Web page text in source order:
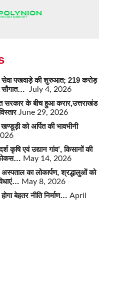
सेवा पखवाड़े की शुरुआत; 219 करोड़
सौगात… July 4, 2026
सरकार के बीच हुआ करार,उत्तराखंड
June 29, 2026
को अर्पित की भावभीनी
कृषि एवं उद्यान गांव’, किसानों की
May 14, 2026
का लोकार्पण, श्रद्धालुओं को
May 8, 2026
बेहतर नीति निर्माण… April